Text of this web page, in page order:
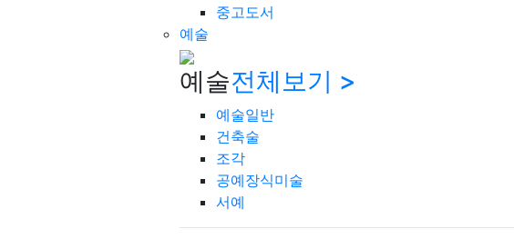
중고도서
예술
예술전체보기 >
예술일반
건축술
조각
공예장식미술
서예